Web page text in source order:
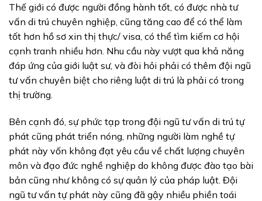
Thế giới có được người đồng hành tốt, có được nhà tư
vấn di trú chuyên nghiệp, cũng tăng cao để có thể làm
tốt hơn hồ sơ xin thị thực/ visa, có thể tìm kiếm cơ hội
cạnh tranh nhiều hơn. Nhu cầu này vượt qua khả năng
đáp ứng của giới luật sư, và đòi hỏi phải có thêm đội ngũ
tư vấn chuyên biệt cho riêng luật di trú là phải có trong
thị trường.
Bên cạnh đó, sự phức tạp trong đội ngũ tư vấn di trú tự
phát cũng phát triển nóng, những người làm nghề tự
phát này vốn không đạt yêu cầu về chất lượng chuyên
môn và đạo đức nghề nghiệp do không được đào tạo bài
bản cũng như không có sự quản lý của pháp luật. Đội
ngũ tư vấn tự phát này cũng đã gậy nhiều phiền toái